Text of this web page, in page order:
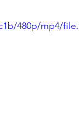
480p/mp4/